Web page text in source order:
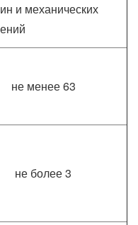
и механических
не менее 63
не более 3